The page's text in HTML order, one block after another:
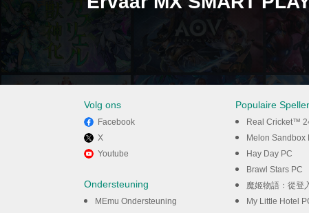
Volg ons
Facebook
X
Youtube
Ondersteuning
MEmu Ondersteuning
Populaire
Real Cricket™
Melon Sandbox
Hay Day PC
Brawl Stars PC
魔姬物語：從登
My Little Hotel